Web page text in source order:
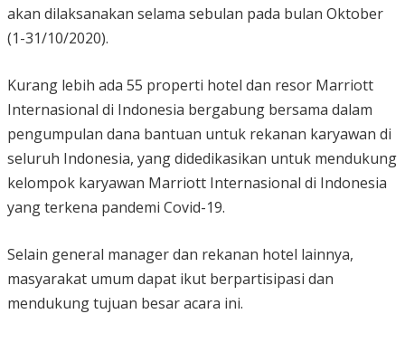
akan dilaksanakan selama sebulan pada bulan Oktober
(1-31/10/2020).
Kurang lebih ada 55 properti hotel dan resor Marriott
Internasional di Indonesia bergabung bersama dalam
pengumpulan dana bantuan untuk rekanan karyawan di
seluruh Indonesia, yang didedikasikan untuk mendukung
kelompok karyawan Marriott Internasional di Indonesia
yang terkena pandemi Covid-19.
Selain general manager dan rekanan hotel lainnya,
masyarakat umum dapat ikut berpartisipasi dan
mendukung tujuan besar acara ini.